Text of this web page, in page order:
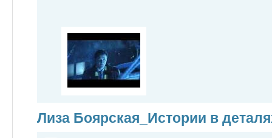
Лиза Боярская_Истории в